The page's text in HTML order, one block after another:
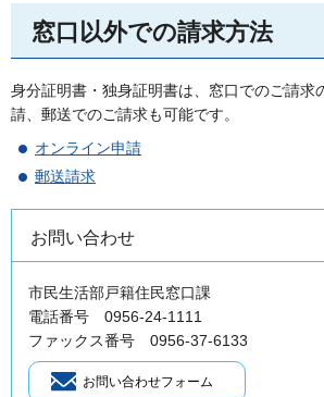
窓口以外での請求方法
身分証明書・独身証明書は、窓口でのご請求
請、郵送でのご請求も可能です。
オンライン申請
郵送請求
お問い合わせ
市民生活部戸籍住民窓口課
電話番号 0956-24-1111
ファックス番号 0956-37-6133